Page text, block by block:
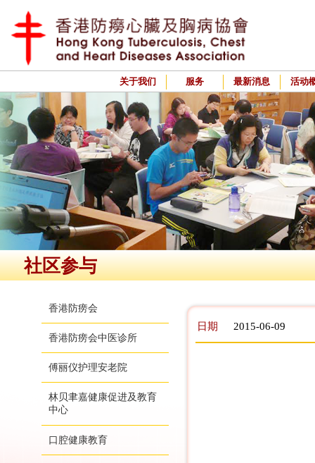
关于我们 服务 最新消息 活动
社区参与
香港防痨会
香港防痨会中医诊所
傅丽仪护理安老院
林贝聿嘉健康促进及教育
中心
口腔健康教育
日期 2015-06-09